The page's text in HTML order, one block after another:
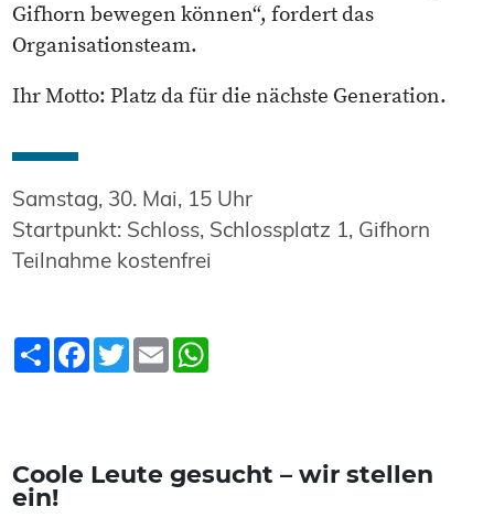
Gifhorn bewegen können“, fordert das
Organisationsteam.
Ihr Motto: Platz da für die nächste Generation.
Samstag, 30. Mai, 15 Uhr
Startpunkt: Schloss, Schlossplatz 1, Gifhorn
Teilnahme kostenfrei
TeilenFacebook
Twitter
EmailWhatsApp
Coole Leute gesucht – wir stellen
ein!